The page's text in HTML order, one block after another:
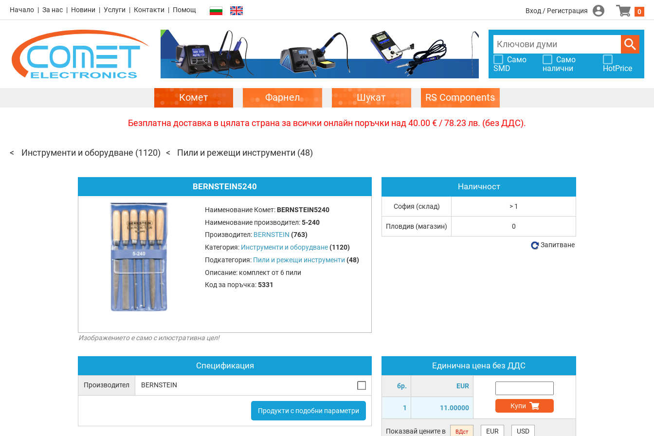
Начало За нас Новини Услуги Контакти Помощ Вход / Регистрация 0
Само
SMD
Само
налични
HotPrice
Комет Фарнел Шукат RS Components
Безплатна доставка в цялата страна за всички онлайн поръчки над 40.00 € / 78.23 лв. (без ДДС).
Инструменти и оборудване (1120) Пили и режещи инструменти (48)
BERNSTEIN5240
Наименование Комет: BERNSTEIN5240
Наименование производител:5-240
Производител: BERNSTEIN (763)
Категория: Инструменти и оборудване (1120)
Подкатегория: Пили и режещи инструменти (48)
Описание: комплект от 6 пили
Код за поръчка:5331
Изображението е само с илюстративна цел!
Спецификация
Производител BERNSTEIN
Продукти с подобни параметри
Единична цена без ДДС
бр. EUR
1 11.00000 Купи
Показвай цените в ВДст EUR USD
Наличност
София (склад) > 1
Пловдив (магазин) 0
Запитване